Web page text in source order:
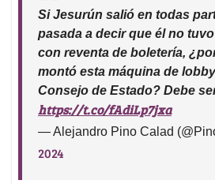
Si Jesurún salió en todas
pasada a decir que él no
con reventa de boletería,
montó esta máquina de
Consejo de Estado? Debe
https://t.co/fAdiLp7jxa
— Alejandro Pino Calad
2024